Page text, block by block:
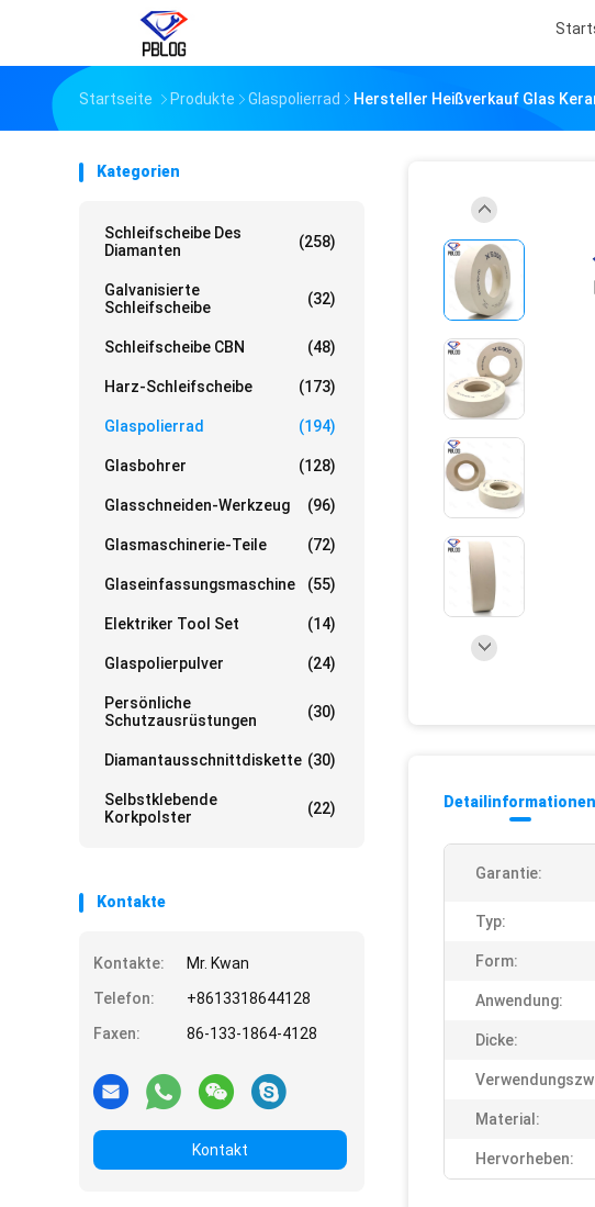
Startseite Produkte Glaspolierrad Hersteller Heißverkauf Glas
Kategorien
Schleifscheibe Des
Diamanten
(258)
Galvanisierte
Schleifscheibe
(32)
Schleifscheibe CBN (48)
Harz-Schleifscheibe (173)
Glaspolierrad (194)
Glasbohrer (128)
Glasschneiden-Werkzeug (96)
Glasmaschinerie-Teile (72)
Glaseinfassungsmaschine (55)
Elektriker Tool Set (14)
Glaspolierpulver (24)
Persönliche
Schutzausrüstungen
(30)
Diamantausschnittdiskette (30)
Selbstklebende
Korkpolster
(22)
Kontakte
Kontakte:
Mr. Kwan
Telefon:
+8613318644128
Faxen:
86-133-1864-4128
Kontakt
Detailinformationen
Garantie:
Typ:
Form:
Anwendung:
Dicke:
Material:
Hervorheben: